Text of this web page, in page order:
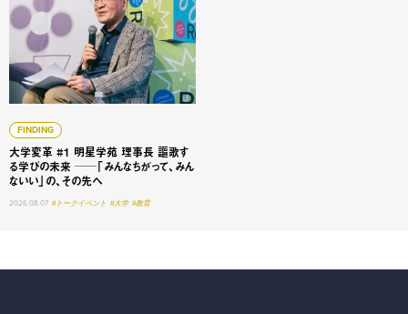
FINDING
大学変革 #1 明星学苑 理事長 謳歌す
る学びの未来 ──「みんなちがって、みん
ないい」の、その先へ
2026.08.07 #トークイベント #大学 #教育